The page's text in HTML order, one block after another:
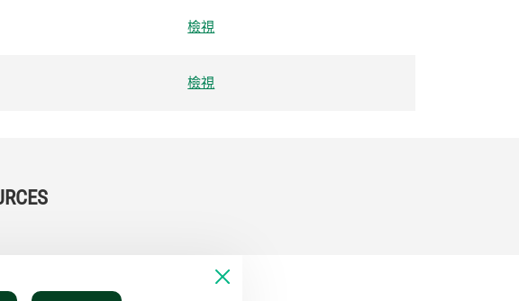
檢視
檢視